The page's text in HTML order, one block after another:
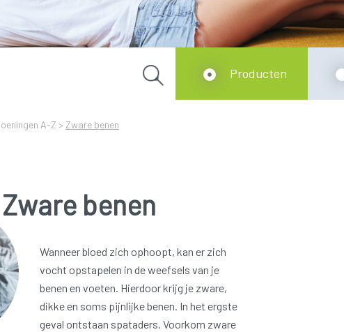
A-Z >Zware benen
Producten
Zware benen
Wanneer bloed zich ophoopt, kan er zich
vocht opstapelen in de weefsels van je
benen en voeten. Hierdoor krijg je zware,
dikke en soms pijnlijke benen. In het ergste
geval ontstaan spataders. Voorkom zware